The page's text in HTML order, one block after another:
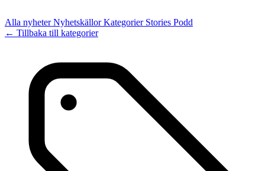
Alla nyheterNyhetskällorKategorier Stories Podd
← Tillbaka till kategorier